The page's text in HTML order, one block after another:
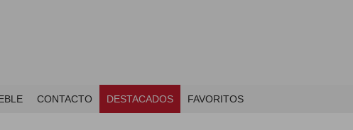
CONTACTO DESTACADOS FAVORITOS